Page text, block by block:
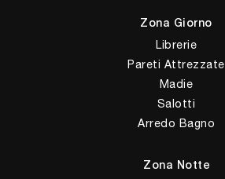
Zona Giorno
Librerie
Pareti Attrezzate
Madie
Salotti
Arredo Bagno
Zona Notte